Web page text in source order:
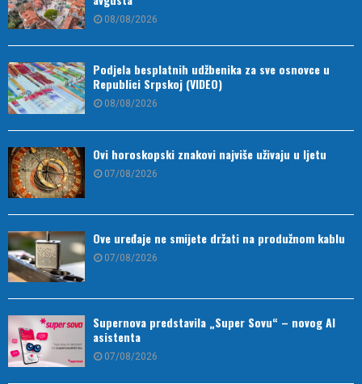
08/08/2026
Podjela besplatnih udžbenika za sve osnovce u
Republici Srpskoj (VIDEO)
08/08/2026
Ovi horoskopski znakovi najviše uživaju u ljetu
07/08/2026
Ove uređaje ne smijete držati na produžnom kablu
07/08/2026
Supernova predstavila „Super Sovu“ – novog AI
asistenta
07/08/2026